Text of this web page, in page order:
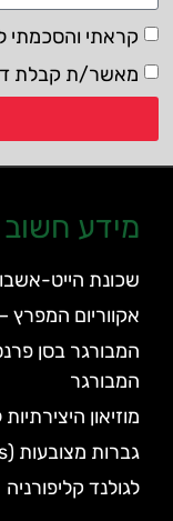
קראתי והסכמתי
מאשר/ת קבלת
מידע חשוב
שכונת הייט-
אקווריום המפרץ
המבורגר בסן
המבורגר
מוזיאון
גברות מצובעות (The Painted Ladies)
לגולנד קליפורניה